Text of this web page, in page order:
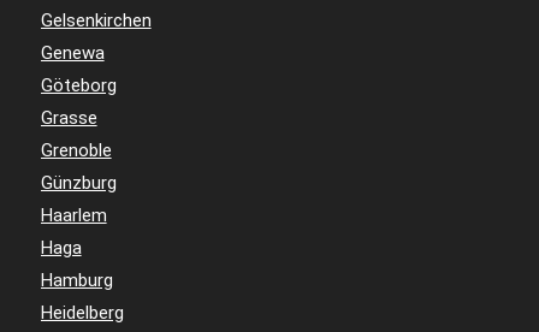
Gelsenkirchen
Genewa
Göteborg
Grasse
Grenoble
Günzburg
Haarlem
Haga
Hamburg
Heidelberg